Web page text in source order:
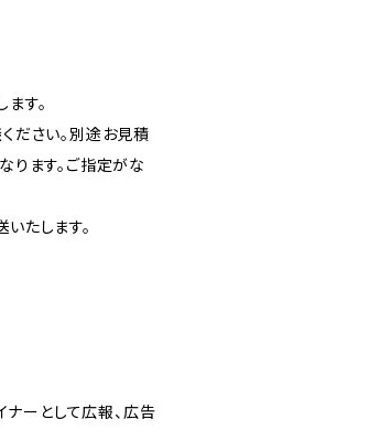
す。
ださい。別途お見積
ります。ご指定がな
たします。
ーとして広報、広告